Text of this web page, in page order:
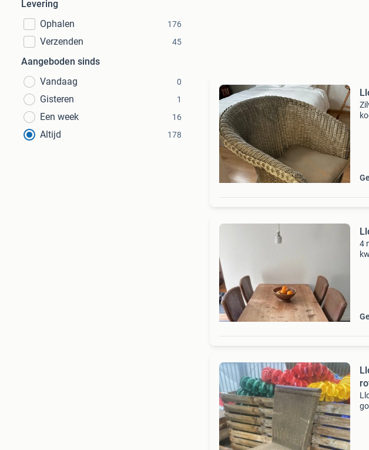
Levering
Ophalen
176
Verzenden 45
Aangeboden sinds
Vandaag
0
Gisteren 1
Een week 16
Altijd 178
4